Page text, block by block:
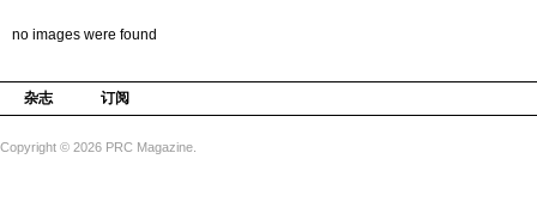
no images were found
杂志 订阅
Copyright © 2026 PRC Magazine.